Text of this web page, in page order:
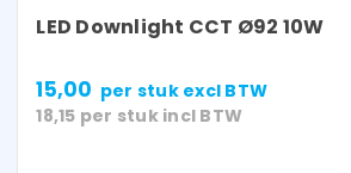
LED Downlight CCT Ø92 10W
15,00 per stukexcl BTW
18,15 per stuk incl BTW